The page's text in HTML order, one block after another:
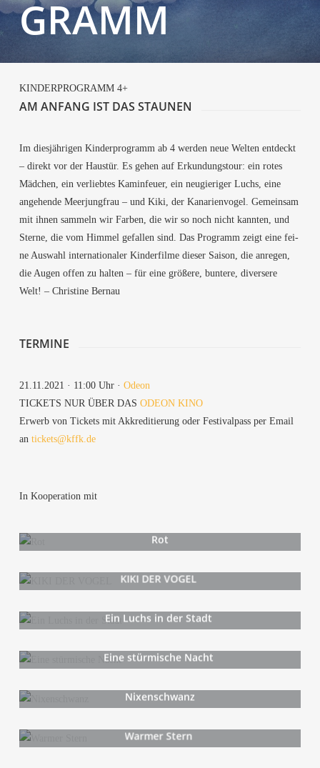
GRAMM
KIN­DER­PRO­GRAMM 4+
AM ANFANG IST DAS STAUNEN
Im dies­jäh­ri­gen Kin­der­pro­gramm ab 4 wer­den neue Wel­ten ent­deckt
– direkt vor der Haus­tür. Es gehen auf Erkun­dungs­tour: ein rotes
Mäd­chen, ein ver­lieb­tes Kamin­feu­er, ein neu­gie­ri­ger Luchs, eine
ange­hen­de Meer­jung­frau – und Kiki, der Kana­ri­en­vo­gel. Gemein­sam
mit ihnen sam­meln wir Far­ben, die wir so noch nicht kann­ten, und
Ster­ne, die vom Him­mel gefal­len sind. Das Pro­gramm zeigt eine fei­
ne Aus­wahl inter­na­tio­na­ler Kin­der­fil­me die­ser Sai­son, die anre­gen,
die Augen offen zu hal­ten – für eine grö­ße­re, bun­te­re, diver­se­re
Welt! – Chris­ti­ne Bernau
TER­MI­NE
21.11.2021 · 11:00 Uhr · Ode­on
TICKETS NUR ÜBER DAS ODE­ON KINO
Erwerb von Tickets mit Akkre­di­tie­rung oder Fes­ti­val­pass per Email
an tickets@kffk.de
In Koope­ra­ti­on mit
Rot
KIKI DER VOGEL
Ein Luchs in der Stadt
Eine stür­mi­sche Nacht
Nixen­schwanz
War­mer Stern